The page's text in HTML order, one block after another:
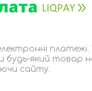
платежі.
будь-який товар
сайту.